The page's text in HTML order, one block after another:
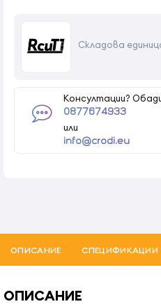
Складова
Консултации?
0877674933
или
info@crodi.eu
ОПИСАНИЕ СПЕЦИФИКАЦИИ
ОПИСАНИЕ